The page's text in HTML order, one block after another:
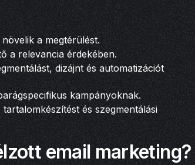
a megtérülést.
a relevancia érdekében.
dizájnt és automatizációt
kampányoknak.
és szegmentálási
email marketing?